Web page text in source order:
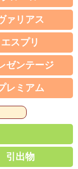
ァリアス
エスプリ
ゼンテージ
レミアム
引出物